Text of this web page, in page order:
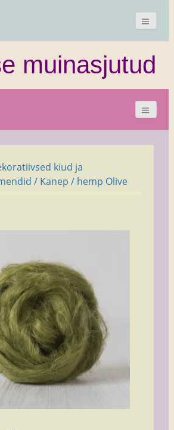
muinasjutud
kiud ja
/ Kanep / hemp Olive